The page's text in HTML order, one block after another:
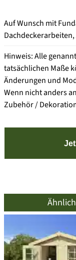
Auf Wunsch mit
Hinweis: Alle
tatsächlichen Maße
Änderungen und
Wenn nicht anders
Zubehör /